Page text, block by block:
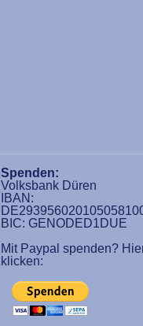
Spenden:
Volksbank Düren
IBAN:
BIC: GENODED1DUE
Mit Paypal spenden?
klicken: